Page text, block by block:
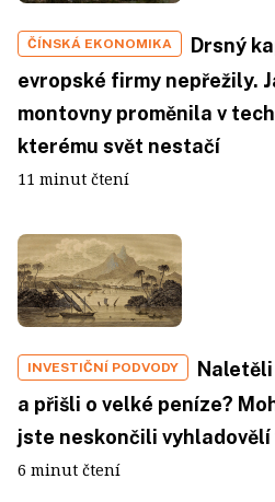
ČÍNSKÁ EKONOMIKA
Drsný
evropské firmy nepřežily.
montovny proměnila v
kterému svět nestačí
11 minut čtení
INVESTIČNÍ PODVODY
a přišli o velké peníze?
jste neskončili vyhladovělí
6 minut čtení